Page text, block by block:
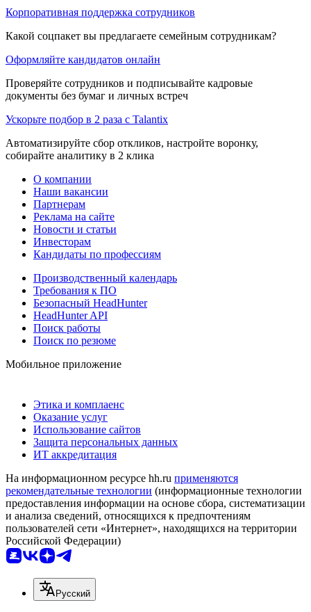
Корпоративная поддержка сотрудников
Какой соцпакет вы предлагаете семейным сотрудникам?
Оформляйте кандидатов онлайн
Проверяйте сотрудников и подписывайте кадровые
документы без бумаг и личных встреч
Ускорьте подбор в 2 раза с Talantix
Автоматизируйте сбор откликов, настройте воронку,
собирайте аналитику в 2 клика
О компании
Наши вакансии
Партнерам
Реклама на сайте
Новости и статьи
Инвесторам
Кандидаты по профессиям
Производственный календарь
Требования к ПО
Безопасный HeadHunter
HeadHunter API
Поиск работы
Поиск по резюме
Мобильное приложение
Этика и комплаенс
Оказание услуг
Использование сайтов
Защита персональных данных
ИТ аккредитация
На информационном ресурсе hh.ru применяются
рекомендательные технологии (информационные технологии
предоставления информации на основе сбора, систематизации
и анализа сведений, относящихся к предпочтениям
пользователей сети «Интернет», находящихся на территории
Российской Федерации)
Русский